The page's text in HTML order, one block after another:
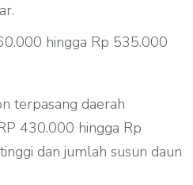
hingga Rp 535.000
terpasang daerah
430.000 hingga Rp
dan jumlah susun daun